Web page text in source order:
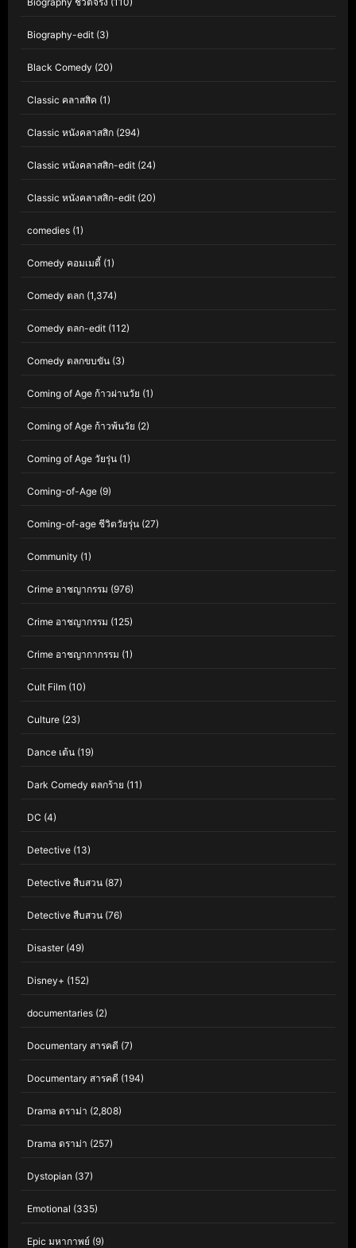
Biography-edit (3)
Black Comedy (20)
Classic คลาสสิค (1)
Classic หนังคลาสสิก (294)
Classic หนังคลาสสิก-edit (24)
Classic หนังคลาสสิก-edit (20)
comedies (1)
Comedy คอมเมดี้ (1)
Comedy ตลก (1,374)
Comedy ตลก-edit (112)
Comedy ตลกขบขัน (3)
Coming of Age ก้าวผ่านวัย (1)
Coming of Age ก้าวพ้นวัย (2)
Coming of Age วัยรุ่น (1)
Coming-of-Age (9)
Coming-of-age ชีวิตวัยรุ่น (27)
Community (1)
Crime อาชญากรรม (976)
Crime อาชญากรรม (125)
Crime อาชญากากรรม (1)
Cult Film (10)
Culture (23)
Dance เต้น (19)
Dark Comedy ตลกร้าย (11)
DC (4)
Detective (13)
Detective สืบสวน (87)
Detective สืบสวน (76)
Disaster(49)
Disney+ (152)
documentaries (2)
Documentary สารคดี (7)
Documentary สารคดี (194)
Drama ดราม่า (2,808)
Drama ดราม่า (257)
Dystopian (37)
Emotional (335)
Epic มหากาพย์ (9)